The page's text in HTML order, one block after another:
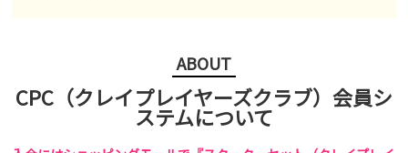
ABOUT
CPC（クレイプレイヤーズクラブ）会員シ
ステムについて